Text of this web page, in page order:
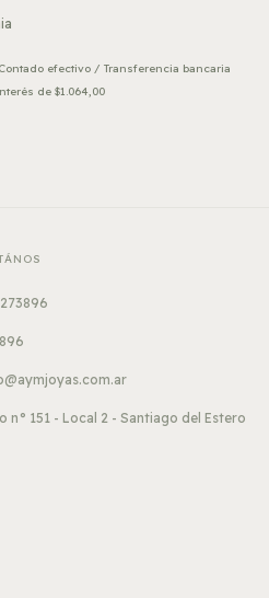
Contado efectivo / Transferencia bancaria
de$1.064,00
n° 151 - Local 2 - Santiago del Estero